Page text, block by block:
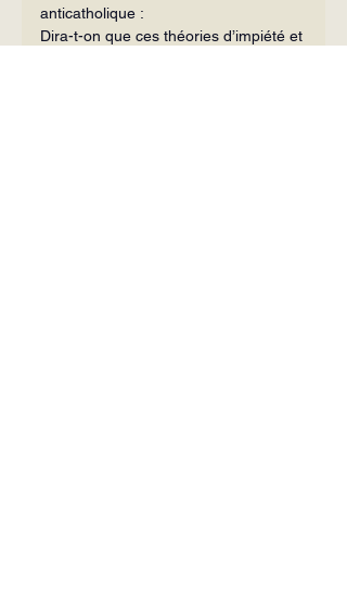
anticatholique :
Dira-t-on que ces théories d’impiété et